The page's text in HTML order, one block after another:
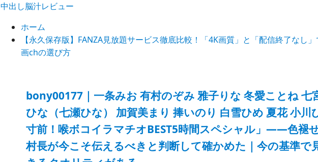
中出し脳汁レビュー
ホーム
【永久保存版】FANZA見放題サービス徹底比較！「4K画質」と「配信終了なし
画chの選び方
bony00177｜一条みお 有村のぞみ 雅子りな 冬愛ことね 七
ひな（七瀬ひな） 加賀美まり 捧いのり 白雪ひめ 夏花 小川
寸前！喉ボコイラマチオBEST5時間スペシャル」——色褪
村長が今こそ伝えるべきと判断して確かめた｜今の基準で